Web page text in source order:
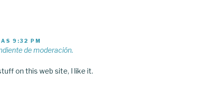
9:32 PM
de moderación.
on this web site, I like it.